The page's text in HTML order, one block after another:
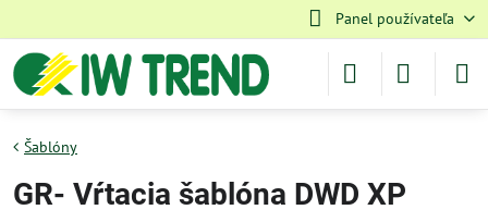
Panel používateľa
Šablóny
GR- Vŕtacia šablóna DWD XP